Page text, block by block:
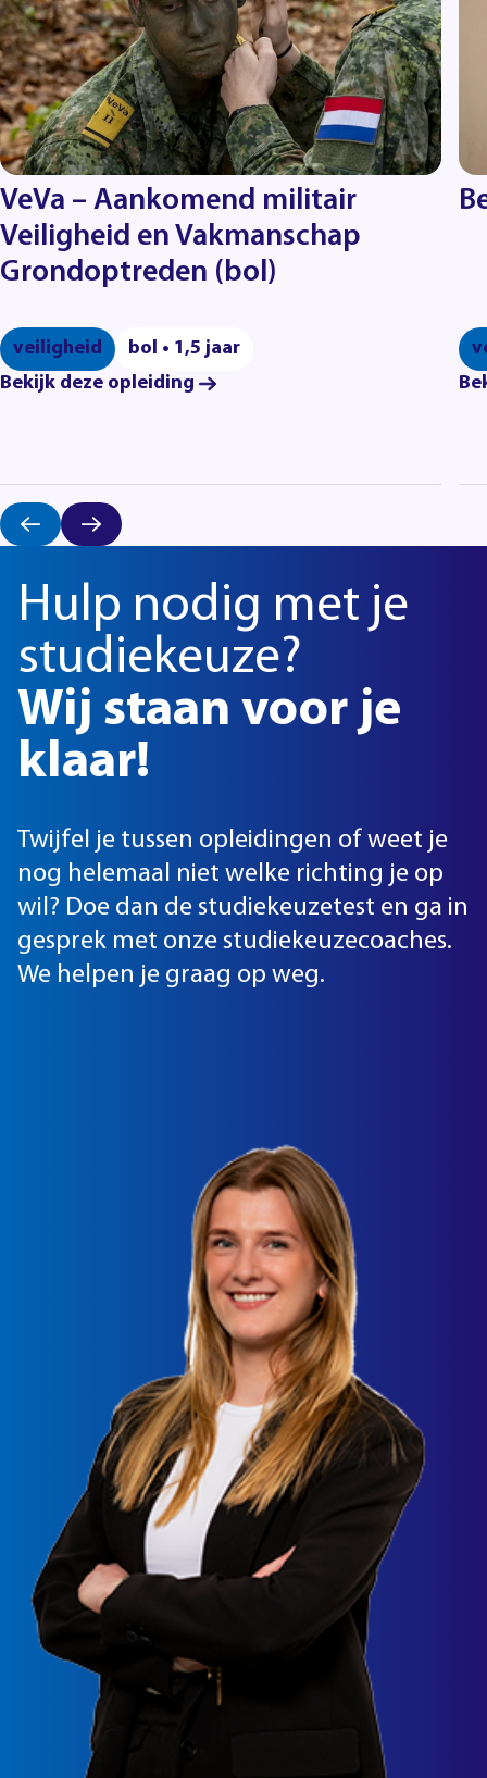
VeVa – Aankomend militair
Veiligheid en Vakmanschap
Grondoptreden (bol)
veiligheid
bol • 1,5 jaar
Bekijk deze opleiding
Hulp nodig met je
studiekeuze?
Wij staan voor je
klaar!
Twijfel je tussen opleidingen of weet je
nog helemaal niet welke richting je op
wil? Doe dan de studiekeuzetest en ga in
gesprek met onze studiekeuzecoaches.
We helpen je graag op weg.